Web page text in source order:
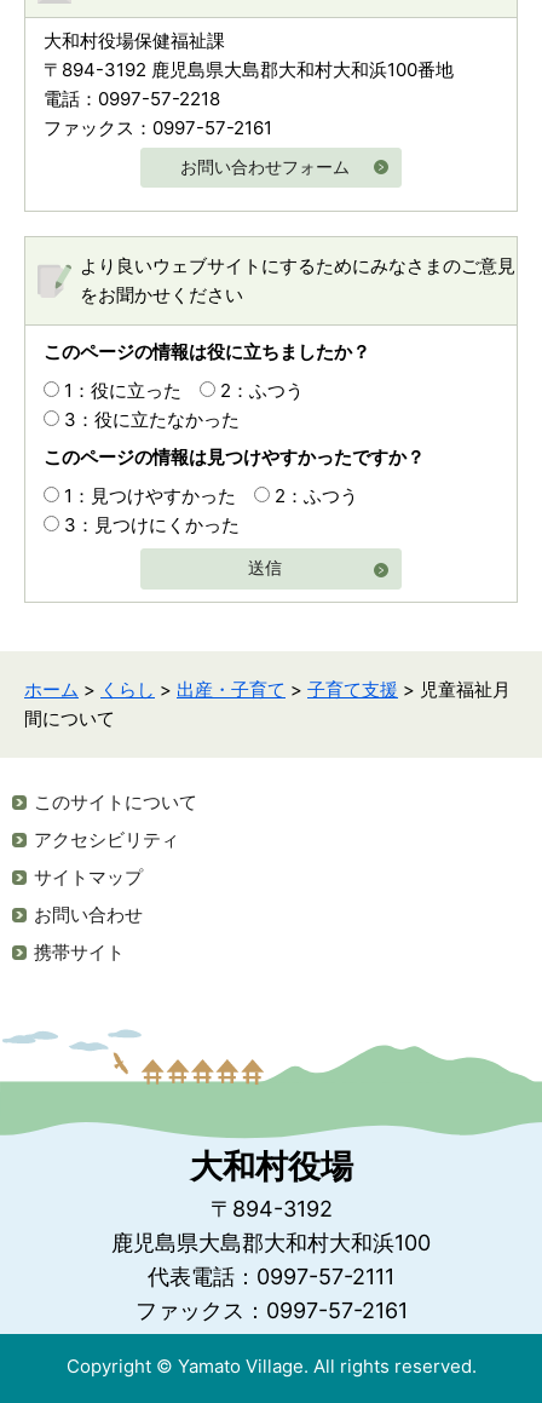
大和村役場保健福祉課
〒894-3192 鹿児島県大島郡大和村大和浜100番地
電話：0997-57-2218
ファックス：0997-57-2161
お問い合わせフォーム
より良いウェブサイトにするためにみなさまのご意見
をお聞かせください
このページの情報は役に立ちましたか？
1：役に立った
2：ふつう
3：役に立たなかった
このページの情報は見つけやすかったですか？
1：見つけやすかった
2：ふつう
3：見つけにくかった
送信
ホーム > くらし > 出産・子育て > 子育て支援 > 児童福祉月
間について
このサイトについて
アクセシビリティ
サイトマップ
お問い合わせ
携帯サイト
大和村役場
〒894-3192
鹿児島県大島郡大和村大和浜100
代表電話：0997-57-2111
ファックス：0997-57-2161
Copyright © Yamato Village. All rights reserved.